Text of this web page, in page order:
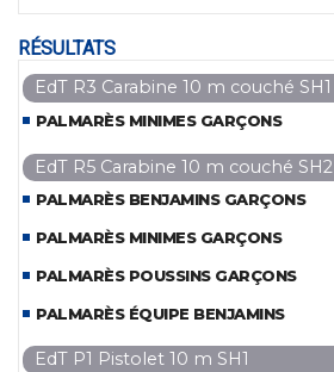
RÉSULTATS
EdT R3 Carabine 10 m couché SH1
PALMARÈS MINIMES GARÇONS
EdT R5 Carabine 10 m couché SH2
PALMARÈS BENJAMINS GARÇONS
PALMARÈS MINIMES GARÇONS
PALMARÈS POUSSINS GARÇONS
PALMARÈS ÉQUIPE BENJAMINS
EdT P1 Pistolet 10 m SH1